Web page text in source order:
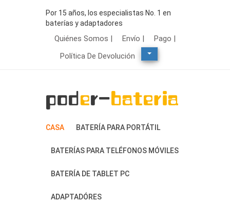
Por 15 años, los especialistas No. 1 en
baterías y adaptadores
Quiénes Somos | Envío |
Pago |
Política De Devolución
CASA BATERÍA PARA PORTÁTIL
BATERÍAS PARA TELÉFONOS MÓVILES
BATERÍA DE TABLET PC
ADAPTADÓRES